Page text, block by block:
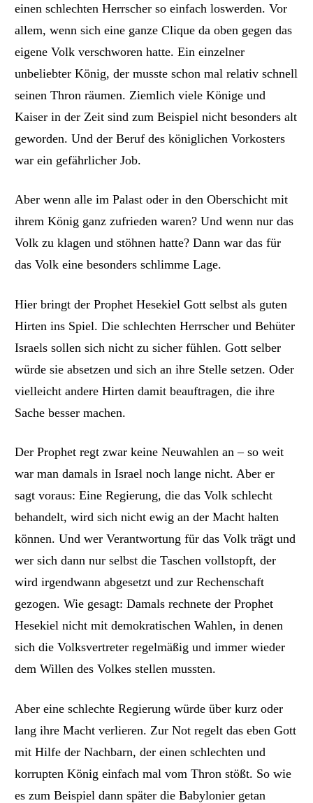
einen schlechten Herrscher so einfach loswerden. Vor
allem, wenn sich eine ganze Clique da oben gegen das
eigeneVolk verschworen hatte. Ein einzelner
unbeliebter König, der musste schon mal relativ schnell
seinen Thron räumen. Ziemlich viele Könige und
Kaiser in der Zeit sind zum Beispiel nicht besonders alt
geworden. Und der Beruf des königlichen Vorkosters
war ein gefährlicher Job.
Aber wenn alle im Palastoder in den Oberschichtmit
ihrem König ganz zufrieden waren? Und wenn nur das
Volk zu klagen und stöhnen hatte? Dann war das für
das Volk eine besonders schlimme Lage.
Hier bringt der Prophet Hesekiel Gott selbst als guten
Hirten ins Spiel. Die schlechten Herrscher und Behüter
Israels sollen sich nicht zu sicher fühlen. Gott selber
würde sie absetzen und sich an ihre Stelle setzen. Oder
vielleicht andere Hirten damit beauftragen, die ihre
Sache besser machen.
Der Prophet regt zwar keine Neuwahlen an – so weit
war man damals in Israel noch lange nicht. Aber er
sagt voraus: Eine Regierung, die das Volk schlecht
behandelt, wird sich nicht ewig an der Macht halten
können. Und wer Verantwortung für das Volk trägt und
wer sich dann nur selbst die Taschen vollstopft, der
wird irgendwann abgesetzt und zur Rechenschaft
gezogen. Wie gesagt: Damals rechnete der Prophet
Hesekiel nicht mit demokratischen Wahlen, in denen
sich die Volksvertreter regelmäßig und immer wieder
dem Willen des Volkes stellen mussten.
Aber eine schlechte Regierungwürde über kurz oder
lang ihre Machtverlieren. Zur Not regelt das eben Gott
mit Hilfe der Nachbarn, der einen schlechten und
korrupten König einfach mal vom Thron stößt. So wie
es zum Beispiel dannspäterdie Babylonier getan